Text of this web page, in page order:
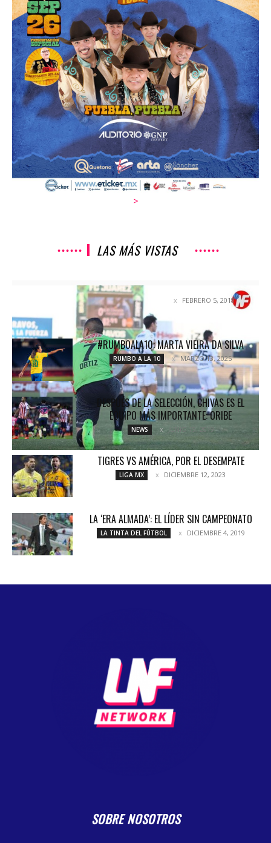
>
LAS MÁS VISTAS
SIN VICTORIAS EN LA FRONTERA
UNCATEGORIZED FEBRERO 5, 2018
#RUMBOALA10: MARTA VIEIRA DA SILVA
RUMBO A LA 10 MARZO 13, 2025
DESPUÉS DE LA SELECCIÓN, CHIVAS ES EL
EQUIPO MÁS IMPORTANTE: ORIBE
NEWS JUNIO 19, 2019
TIGRES VS AMÉRICA, POR EL DESEMPATE
LIGA MX DICIEMBRE 12, 2023
LA ‘ERA ALMADA’: EL LÍDER SIN CAMPEONATO
LA TINTA DEL FÚTBOL DICIEMBRE 4, 2019
SOBRE NOSOTROS